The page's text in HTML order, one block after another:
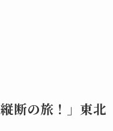
断の旅！」東北